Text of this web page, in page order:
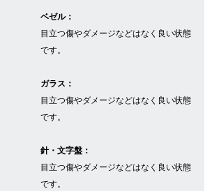
店舗情報
ベゼル：
目立つ傷やダメージなどはなく良い状態
です。
ガラス：
目立つ傷やダメージなどはなく良い状態
です。
針・文字盤：
目立つ傷やダメージなどはなく良い状態
です。